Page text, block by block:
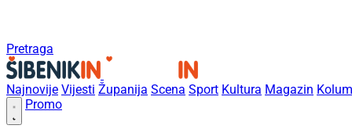
Pretraga
Najnovije Vijesti Županija Scena Sport Kultura Magazin
Promo